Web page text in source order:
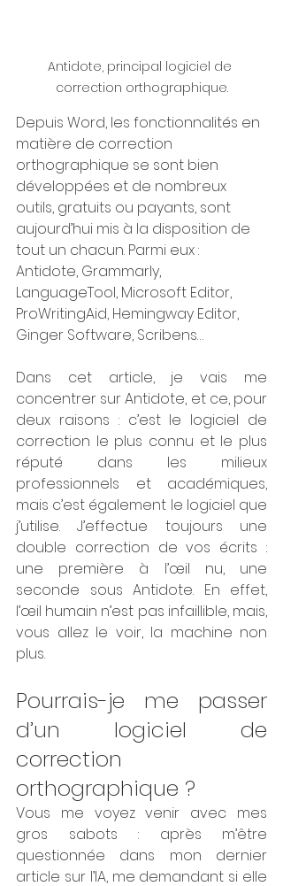
Antidote, principal logiciel de
correction orthographique.
Depuis Word, les fonctionnalités en
matière de correction
orthographique se sont bien
développées et de nombreux
outils, gratuits ou payants, sont
aujourd’hui mis à la disposition de
tout un chacun. Parmi eux :
Antidote, Grammarly,
LanguageTool, Microsoft Editor,
ProWritingAid, Hemingway Editor,
Ginger Software, Scribens…
Dans cet article, je vais me
concentrer sur Antidote, et ce, pour
deux raisons : c’est le logiciel de
correction le plus connu et le plus
réputé dans les milieux
professionnels et académiques,
mais c’est également le logiciel que
j’utilise. J’effectue toujours une
double correction de vos écrits :
une première à l’œil nu, une
seconde sous Antidote. En effet,
l’œil humain n’est pas infaillible, mais,
vous allez le voir, la machine non
plus.
Pourrais-je me passer
d’un logiciel de
correction
orthographique ?
Vous me voyez venir avec mes
gros sabots : après m’être
questionnée dans mon dernier
article sur l’IA, me demandant si elle